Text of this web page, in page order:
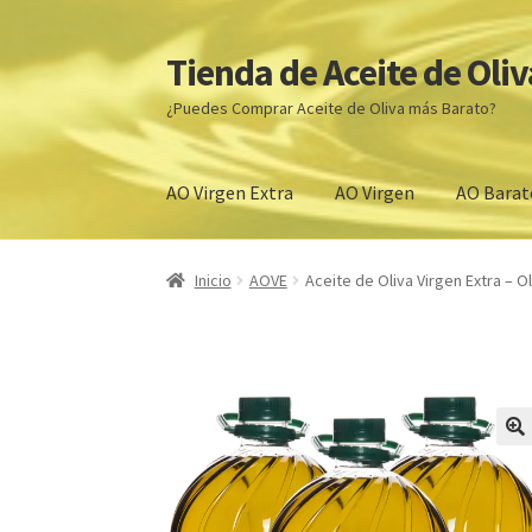
Ir
a
la
navegación
Ir
al
contenido
Tienda de Aceite de
¿Puedes Comprar Aceite de Oliva más Barato?
AO Virgen Extra AO Virgen AO
Inicio ACEITES DE OLIVA VIRGEN EXTRA
Venta de Aceite de oliva cerca de miComprar
Aceite de Oliva BaratoDenominaciones de
Inicio AOVE Aceite de Oliva Virgen Extra –